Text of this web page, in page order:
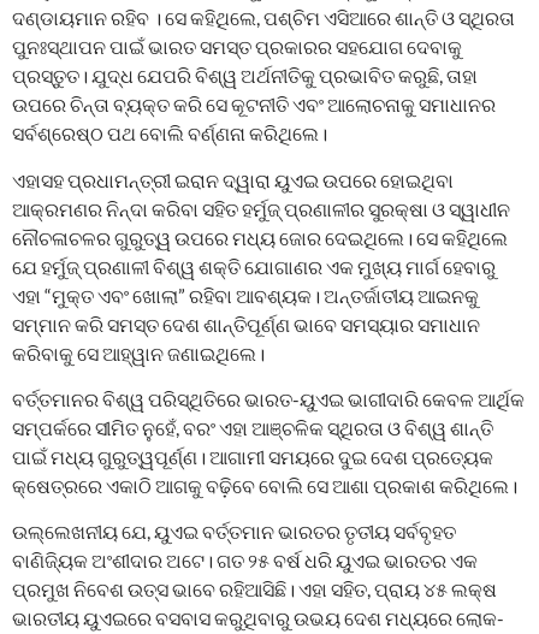
ଦଣ୍ଡାୟମାନ ରହିବ । ସେ କହିଥିଲେ, ପଶ୍ଚିମ ଏସିଆରେ ଶାନ୍ତି ଓ ସ୍ଥିରତା
ପୁନଃସ୍ଥାପନ ପାଇଁ ଭାରତ ସମସ୍ତ ପ୍ରକାରର ସହଯୋଗ ଦେବାକୁ
ପ୍ରସ୍ତୁତ। ଯୁଦ୍ଧ ଯେପରି ବିଶ୍ୱ ଅର୍ଥନୀତିକୁ ପ୍ରଭାବିତ କରୁଛି, ତାହା
ଉପରେ ଚିନ୍ତା ବ୍ୟକ୍ତ କରି ସେ କୂଟନୀତି ଏବଂ ଆଲୋଚନାକୁ ସମାଧାନର
ସର୍ବଶ୍ରେଷ୍ଠ ପଥ ବୋଲି ବର୍ଣ୍ଣନା କରିଥିଲେ।
ଏହାସହ ପ୍ରଧାମନ୍ତ୍ରୀ ଇରାନ ଦ୍ୱାରା ୟୁଏଇ ଉପରେ ହୋଇଥିବା
ଆକ୍ରମଣର ନିନ୍ଦା କରିବା ସହିତ ହର୍ମୁଜ୍ ପ୍ରଣାଳୀର ସୁରକ୍ଷା ଓ ସ୍ୱାଧୀନ
ନୌଚଳାଚଳର ଗୁରୁତ୍ୱ ଉପରେ ମଧ୍ୟ ଜୋର ଦେଇଥିଲେ। ସେ କହିଥିଲେ
ଯେ ହର୍ମୁଜ୍ ପ୍ରଣାଳୀ ବିଶ୍ୱ ଶକ୍ତି ଯୋଗାଣର ଏକ ମୁଖ୍ୟ ମାର୍ଗ ହେବାରୁ
ଏହା “ମୁକ୍ତ ଏବଂ ଖୋଲା” ରହିବା ଆବଶ୍ୟକ। ଅନ୍ତର୍ଜାତୀୟ ଆଇନକୁ
ସମ୍ମାନ କରି ସମସ୍ତ ଦେଶ ଶାନ୍ତିପୂର୍ଣ୍ଣ ଭାବେ ସମସ୍ୟାର ସମାଧାନ
କରିବାକୁ ସେ ଆହ୍ୱାନ ଜଣାଇଥିଲେ।
ବର୍ତ୍ତମାନର ବିଶ୍ୱ ପରିସ୍ଥିତିରେ ଭାରତ-ୟୁଏଇ ଭାଗୀଦାରି କେବଳ ଆର୍ଥିକ
ସମ୍ପର୍କରେ ସୀମିତ ନୁହେଁ, ବରଂ ଏହା ଆଞ୍ଚଳିକ ସ୍ଥିରତା ଓ ବିଶ୍ୱ ଶାନ୍ତି
ପାଇଁ ମଧ୍ୟ ଗୁରୁତ୍ୱପୂର୍ଣ୍ଣ। ଆଗାମୀ ସମୟରେ ଦୁଇ ଦେଶ ପ୍ରତ୍ୟେକ
କ୍ଷେତ୍ରରେ ଏକାଠି ଆଗକୁ ବଢ଼ିବେ ବୋଲି ସେ ଆଶା ପ୍ରକାଶ କରିଥିଲେ।
ଉଲ୍ଲେଖନୀୟ ଯେ, ୟୁଏଇ ବର୍ତ୍ତମାନ ଭାରତର ତୃତୀୟ ସର୍ବବୃହତ
ବାଣିଜ୍ୟିକ ଅଂଶୀଦାର ଅଟେ। ଗତ ୨୫ ବର୍ଷ ଧରି ୟୁଏଇ ଭାରତର ଏକ
ପ୍ରମୁଖ ନିବେଶ ଉତ୍ସ ଭାବେ ରହିଆସିଛି। ଏହା ସହିତ, ପ୍ରାୟ ୪୫ ଲକ୍ଷ
ଭାରତୀୟ ୟୁଏଇରେ ବସବାସ କରୁଥିବାରୁ ଉଭୟ ଦେଶ ମଧ୍ୟରେ ଲୋକ-